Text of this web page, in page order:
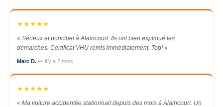
★★★★★
« Sérieux et ponctuel à Alaincourt. Ils ont bien expliqué les
démarches. Certificat VHU remis immédiatement. Top! »
Marc D. — il y a 2 mois
★★★★★
« Ma voiture accidentée stationnait depuis des mois à Alaincourt. Un